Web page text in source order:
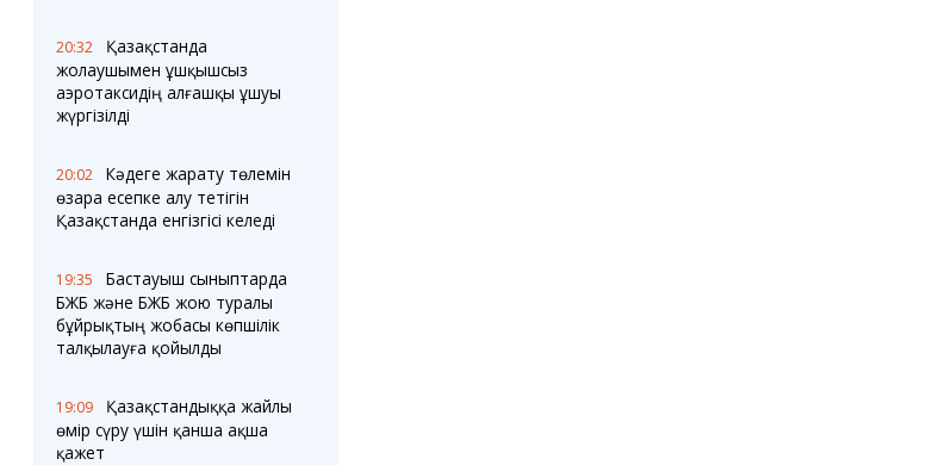
20:32
Қазақстанда
жолаушымен ұшқышсыз
аэротаксидің алғашқы ұшуы
жүргізілді
20:02
Кәдеге жарату төлемін
өзара есепке алу тетігін
Қазақстанда енгізгісі келеді
19:35
Бастауыш сыныптарда
БЖБ және БЖБ жою туралы
бұйрықтың жобасы көпшілік
талқылауға қойылды
19:09
Қазақстандыққа жайлы
өмір сүру үшін қанша ақша
қажет